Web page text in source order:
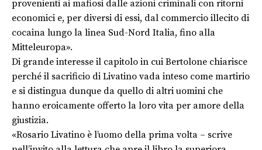
provenienti ai mafiosi dalle azioni criminali con ritorni
economici e, per diversi di essi, dal commercio illecito di
cocaina lungo la linea Sud-Nord Italia, fino alla
Mitteleuropa».
Di grande interesse il capitolo in cui Bertolone chiarisce
perché il sacrificio di Livatino vada inteso come martirio
e si distingua dunque da quello di altri uomini che
hanno eroicamente offerto la loro vita per amore della
giustizia.
«Rosario Livatino è l’uomo della prima volta – scrive